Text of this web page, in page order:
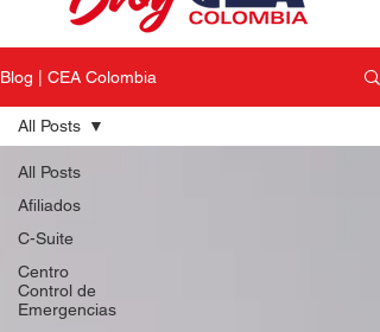
Blog | CEA Colombia
All Posts
Afiliados
C-Suite
Centro
Control de
Emergencias
All Posts